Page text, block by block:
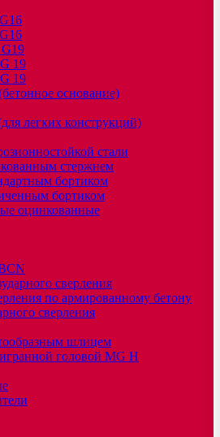
19
19
основание)
легких конструкций)
стали
стержнем
бортиком
бортиком
оцинкованные
сверления
по армированному бетону
сверления
шлицем
головой MG H